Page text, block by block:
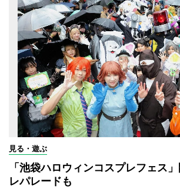
見る・遊ぶ
「池袋ハロウィンコスプレフェス
レパレードも